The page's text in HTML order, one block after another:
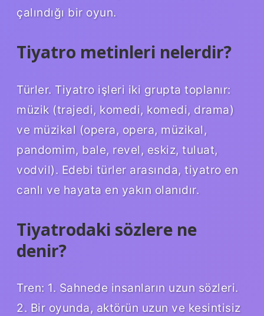
çalındığı bir oyun.
Tiyatro metinleri nelerdir?
Türler. Tiyatro işleri iki grupta toplanır:
müzik (trajedi, komedi, komedi, drama)
ve müzikal (opera, opera, müzikal,
pandomim, bale, revel, eskiz, tuluat,
vodvil). Edebi türler arasında, tiyatro en
canlı ve hayata en yakın olanıdır.
Tiyatrodaki sözlere ne
denir?
Tren: 1. Sahnede insanların uzun sözleri.
2. Bir oyunda, aktörün uzun ve kesintisiz